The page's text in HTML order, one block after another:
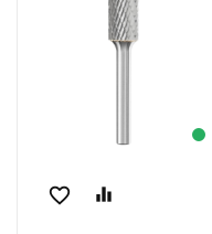
favorite_border equalizer